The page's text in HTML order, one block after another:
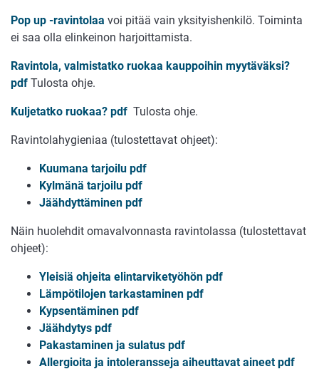
Pop up -ravintolaa voi pitää vain yksityishenkilö. Toiminta
ei saa olla elinkeinon harjoittamista.
Ravintola, valmistatko ruokaa kauppoihin myytäväksi?
pdf Tulosta ohje.
Kuljetatko ruokaa? pdf Tulosta ohje.
Ravintolahygieniaa (tulostettavat ohjeet):
Kuumana tarjoilu pdf
Kylmänä tarjoilu pdf
Jäähdyttäminen pdf
Näin huolehdit omavalvonnasta ravintolassa (tulostettavat
ohjeet):
Yleisiä ohjeita elintarviketyöhön pdf
Lämpötilojen tarkastaminen pdf
Kypsentäminen pdf
Jäähdytys pdf
Pakastaminen ja sulatus pdf
Allergioita ja intoleransseja aiheuttavat aineet pdf